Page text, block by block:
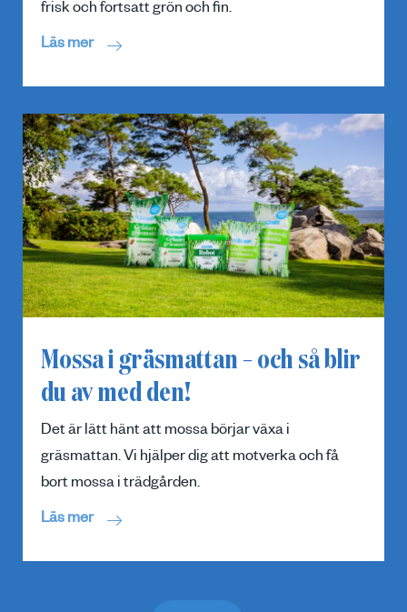
frisk och fortsatt grön och fin.
Läs mer
Mossa i gräsmattan – och så blir
du av med den!
Det är lätt hänt att mossa börjar växa i
gräsmattan. Vi hjälper dig att motverka och få
bort mossa i trädgården.
Läs mer